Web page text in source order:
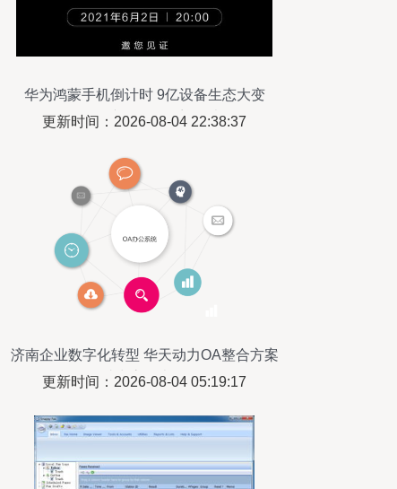
华为鸿蒙手机倒计时 9亿设备生态大变
局，国产软件崛起迎曙光
更新时间：2026-08-04 22:38:37
济南企业数字化转型 华天动力OA整合方案
助力高效办公
更新时间：2026-08-04 05:19:17